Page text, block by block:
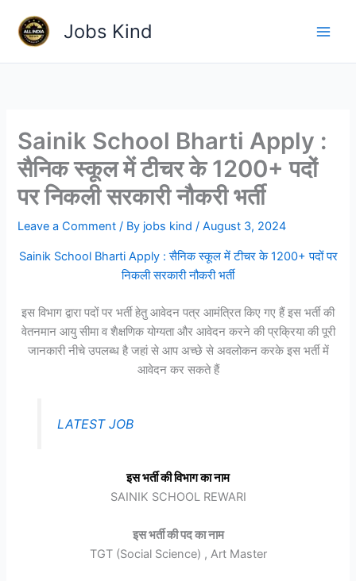
content
Jobs Kind
Sainik School Bharti Apply :
सैनिक स्कूल में टीचर के 1200+ पदों
पर निकली सरकारी नौकरी भर्ती
Leave a Comment / By jobs kind/August 3, 2024
Sainik School Bharti Apply : सैनिक स्कूल में टीचर के 1200+ पदों पर
निकली सरकारी नौकरी भर्ती
इस विभाग द्वारा पदों पर भर्ती हेतु आवेदन पत्र आमंत्रित किए गए हैं इस भर्ती की
वेतनमान आयु सीमा व शैक्षणिक योग्यता और आवेदन करने की प्रक्रिया की पूरी
जानकारी नीचे उपलब्ध है जहां से आप अच्छे से अवलोकन करके इस भर्ती में
आवेदन कर सकते हैं
LATEST JOB
इस भर्ती की विभाग का नाम
SAINIK SCHOOL REWARI
इस भर्ती की पद का नाम
TGT (Social Science) , Art Master